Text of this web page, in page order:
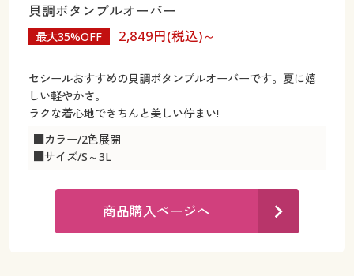
大きいサイズ レディース下着
大きいサイズ メンズ
大きいサイズ 事務・制服
シークレットセール
商品カテゴリ一覧
カタログ・チラシからのご注文
デジタルカタログ
カタログ無料プレゼント
会員メニュー
カタログ
デジタルカタログ
カタログ無料プレゼント
貝調ボタンプルオーバー
最大35%OFF 2,849円(税込)～
セシールおすすめの貝調ボタンプルオーバーです。夏に嬉
しい軽やかさ。
ラクな着心地できちんと美しい佇まい!
■カラー/2色展開
■サイズ/S～3L
商品購入ページへ